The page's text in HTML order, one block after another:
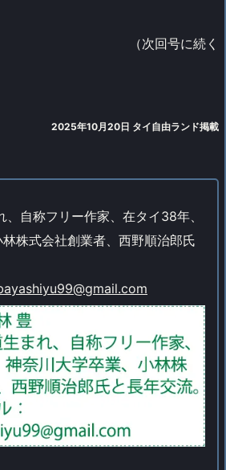
（次回号に続く
2025年10月20日 タイ自由ランド掲載
自称フリー作家、在タイ38年、
株式会社創業者、西野順治郎氏